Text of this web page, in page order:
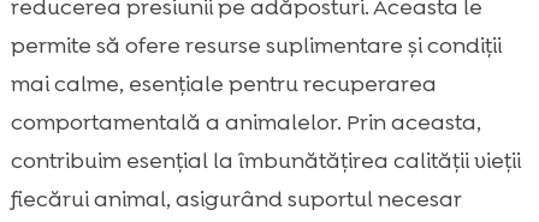
reducerea presiunii pe adăposturi. Aceasta le
permite să ofere resurse suplimentare și condiții
mai calme, esențiale pentru recuperarea
comportamentală a animalelor. Prin aceasta,
contribuim esențial la îmbunătățirea calității vieții
fiecărui animal, asigurând suportul necesar